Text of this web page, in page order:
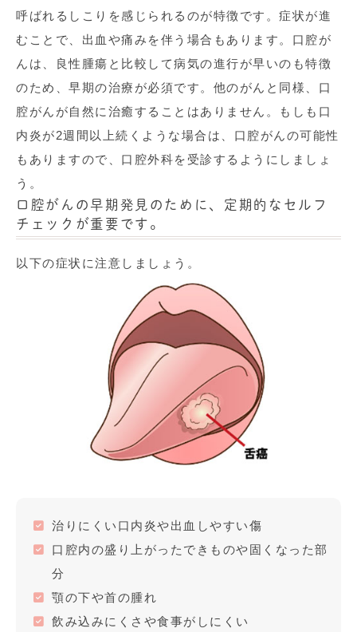
呼ばれるしこりを感じられるのが特徴です。症状が進
むことで、出血や痛みを伴う場合もあります。口腔が
んは、良性腫瘍と比較して病気の進行が早いのも特徴
のため、早期の治療が必須です。他のがんと同様、口
腔がんが自然に治癒することはありません。もしも口
内炎が2週間以上続くような場合は、口腔がんの可能性
もありますので、口腔外科を受診するようにしましょ
う。
口腔がんの早期発見のために、定期的なセルフ
チェックが重要です。
以下の症状に注意しましょう。
治りにくい口内炎や出血しやすい傷
口腔内の盛り上がったできものや固くなった部
分
顎の下や首の腫れ
飲み込みにくさや食事がしにくい